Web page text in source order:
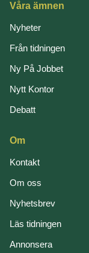
Våra ämnen
Nyheter
Från tidningen
Ny På Jobbet
Nytt Kontor
Debatt
Om
Kontakt
Om oss
Nyhetsbrev
Läs tidningen
Annonsera